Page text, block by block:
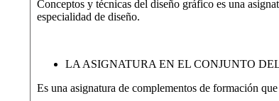
Conceptos y técnicas del diseño gráfico es una
especialidad de diseño.
LA ASIGNATURA EN EL CONJUNTO
Es una asignatura de complementos de formación